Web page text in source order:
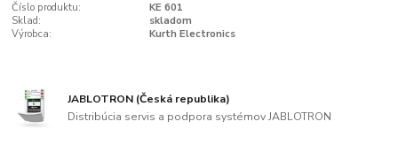
Číslo produktu:
KE 601
Sklad:
skladom
Výrobca:
Kurth Electronics
JABLOTRON (Česká republika)
Distribúcia servis a podpora systémov JABLOTRON